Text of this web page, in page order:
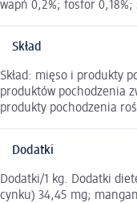
wapń 0,2%; fosfor 0,18%;
Skład
Skład: mięso i produkty
produktów pochodzenia
produkty pochodzenia
Dodatki
Dodatki/1 kg. Dodatki
cynku) 34,45 mg;